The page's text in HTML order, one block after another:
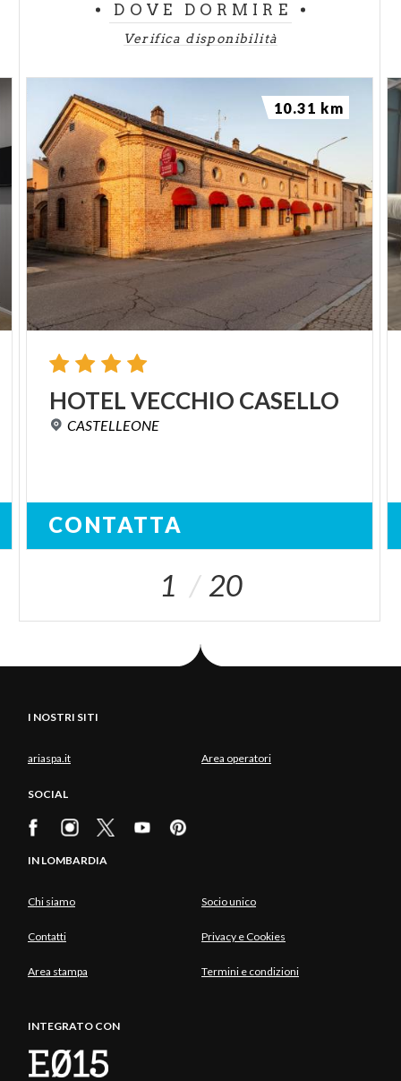
DOVE DORMIRE
Verifica disponibilità
HOTELVECCHIO CASELLO
CASTELLEONE
CONTATTA
10.31 km
1 20
I NOSTRI SITI
ariaspa.it Area operatori
SOCIAL
IN LOMBARDIA
Chi siamo Socio unico
Contatti Privacy e Cookies
Area stampa Termini e condizioni
INTEGRATO CON